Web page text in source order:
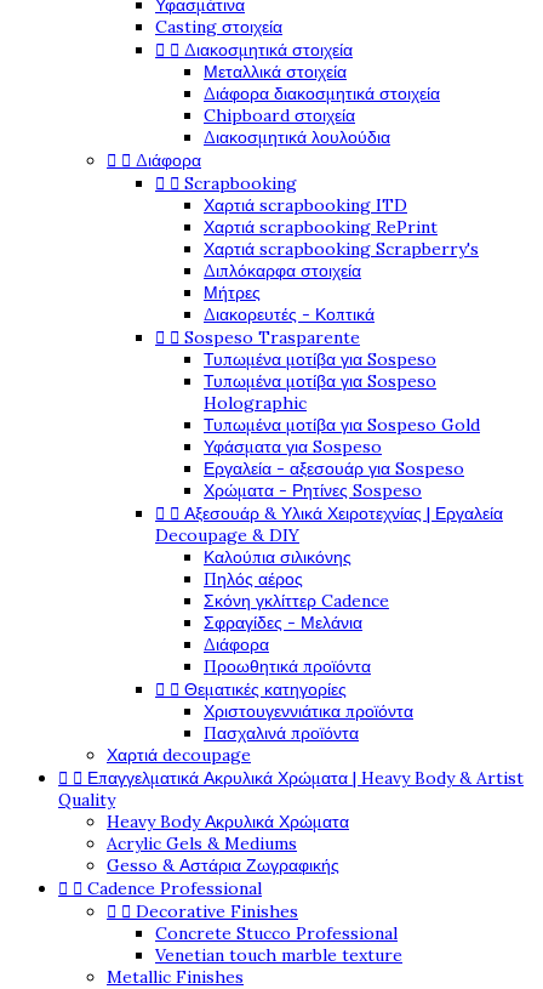
Υφασμάτινα
Casting στοιχεία
  Διακοσμητικά στοιχεία
Μεταλλικά στοιχεία
Διάφορα διακοσμητικά στοιχεία
Chipboard στοιχεία
Διακοσμητικά λουλούδια
  Διάφορα
  Scrapbooking
Χαρτιά scrapbooking ITD
Χαρτιά scrapbooking RePrint
Χαρτιά scrapbooking Scrapberry's
Διπλόκαρφα στοιχεία
Μήτρες
Διακορευτές - Κοπτικά
  Sospeso Trasparente
Τυπωμένα μοτίβα για Sospeso
Τυπωμένα μοτίβα για Sospeso
Holographic
Τυπωμένα μοτίβα για Sospeso Gold
Υφάσματα για Sospeso
Εργαλεία - αξεσουάρ για Sospeso
Χρώματα - Ρητίνες Sospeso
  Αξεσουάρ & Υλικά Χειροτεχνίας | Εργαλεία
Decoupage & DIY
Καλούπια σιλικόνης
Πηλός αέρος
Σκόνη γκλίττερ Cadence
Σφραγίδες - Μελάνια
Διάφορα
Προωθητικά προϊόντα
  Θεματικές κατηγορίες
Χριστουγεννιάτικα προϊόντα
Πασχαλινά προϊόντα
Χαρτιά decoupage
  Επαγγελματικά Ακρυλικά Χρώματα | Heavy Body & Artist
Quality
Heavy Body Ακρυλικά Χρώματα
Acrylic Gels & Mediums
Gesso & Αστάρια Ζωγραφικής
  Cadence Professional
  Decorative Finishes
Concrete Stucco Professional
Venetian touch marble texture
Metallic Finishes